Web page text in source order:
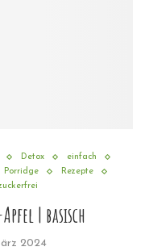
Detox
einfach
Porridge
Rezepte
| basisch
2024